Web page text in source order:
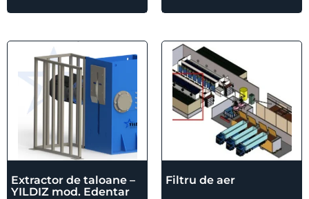
Extractor de taloane –
YILDIZ mod. Edentar
Filtru de aer